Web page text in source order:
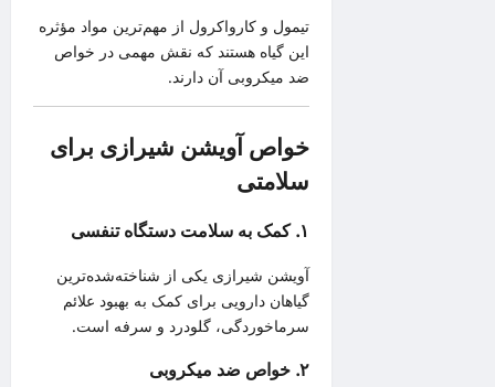
تیمول و کارواکرول از مهم‌ترین مواد مؤثره
این گیاه هستند که نقش مهمی در خواص
ضد میکروبی آن دارند.
خواص آویشن شیرازی برای
سلامتی
۱. کمک به سلامت دستگاه تنفسی
آویشن شیرازی یکی از شناخته‌شده‌ترین
گیاهان دارویی برای کمک به بهبود علائم
سرماخوردگی، گلودرد و سرفه است.
۲. خواص ضد میکروبی